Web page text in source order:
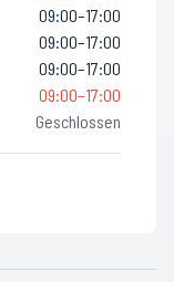
09:00–17:00
09:00–17:00
09:00–17:00
09:00–17:00
Geschlossen